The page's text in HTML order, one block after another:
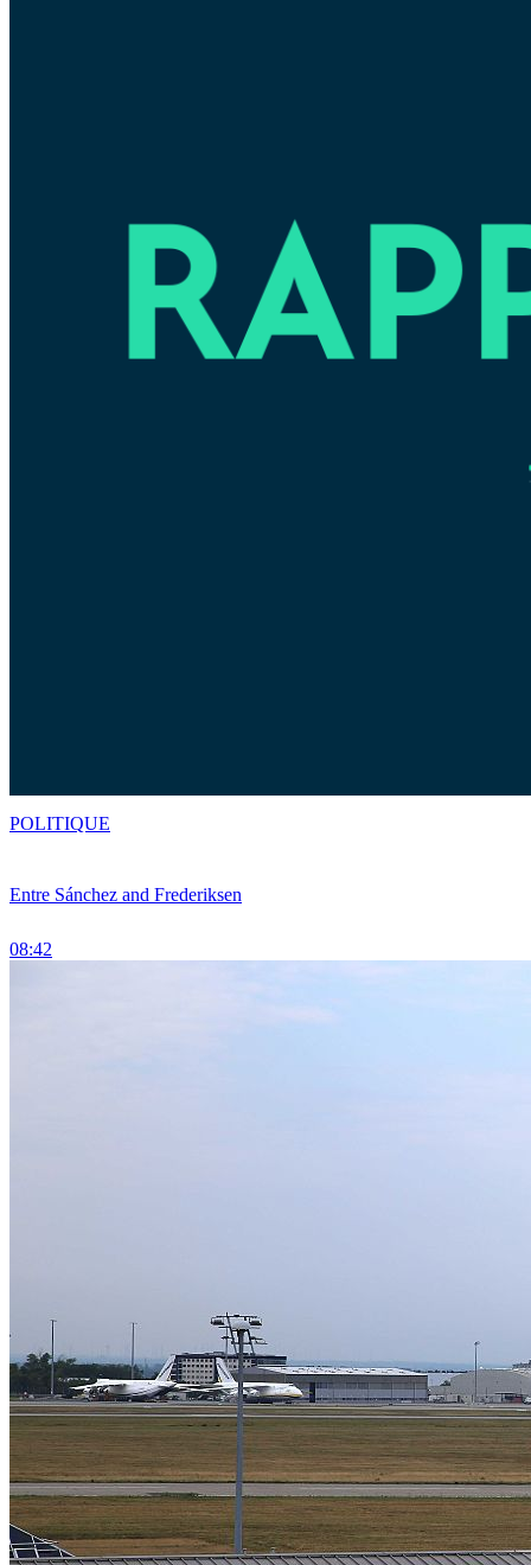
Entre Sánchez and Frederiksen
08:42
POLITIQUE